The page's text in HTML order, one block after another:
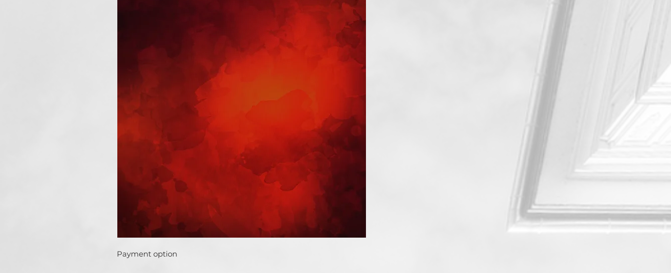
Payment option